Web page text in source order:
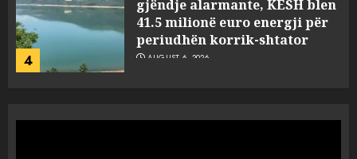
4
gjëndje alarmante, KESH blen
41.5 milionë euro energji për
periudhën korrik-shtator
AUGUST 6, 2026
Vera të rrezikshme: Si po e